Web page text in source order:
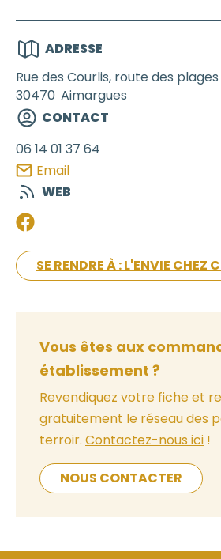
ADRESSE
Rue des Courlis, route des plages
30470 Aimargues
CONTACT
06 14 01 37 64
Email
WEB
SE RENDRE À : L'ENVIE CHEZ
Vous êtes aux
établissement ?
Revendiquez votre fiche et
gratuitement le réseau des
terroir. Contactez-nous ici !
NOUS CONTACTER